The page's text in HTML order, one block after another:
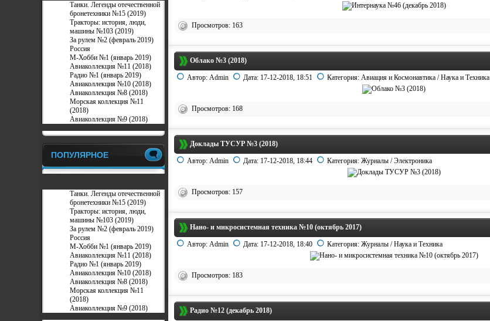
Просмотров: 163
Облако №3 (2018)
Автор:Admin Дата: 17-12-2018, 18:51 Категория:Авиация и Космонавтика /Наука и Техника
Просмотров: 168
Доклады ТУСУР №3 (2018)
Автор:Admin Дата: 17-12-2018, 18:44 Категория:Журналы /Электроника
Просмотров: 157
Нано- и микросистемная техника №10 (октябрь 2017)
Автор:Admin Дата: 17-12-2018, 18:40 Категория:Журналы /Наука и Техника
Просмотров: 183
Радио №12 (декабрь 2018)
Танки. Легенды отечественной
бронетехники №15 (2019)
Тракторы: история, люди,
машины №103 (2019)
За рулем №2 (февраль 2019)
Россия
М-Хобби №1 (январь 2019)
Авиаколлекция №11 (2018)
Радио №1 (январь 2019)
Авиаколлекция №10 (2018)
Авиаколлекция №8 (2018)
Морская коллекция №11
(2018)
Авиаколлекция №9 (2018)
ПОПУЛЯРНОЕ
Танки. Легенды отечественной
бронетехники №15 (2019)
Тракторы: история, люди,
машины №103 (2019)
За рулем №2 (февраль 2019)
Россия
М-Хобби №1 (январь 2019)
Авиаколлекция №11 (2018)
Радио №1 (январь 2019)
Авиаколлекция №10 (2018)
Авиаколлекция №8 (2018)
Морская коллекция №11
(2018)
Авиаколлекция №9 (2018)